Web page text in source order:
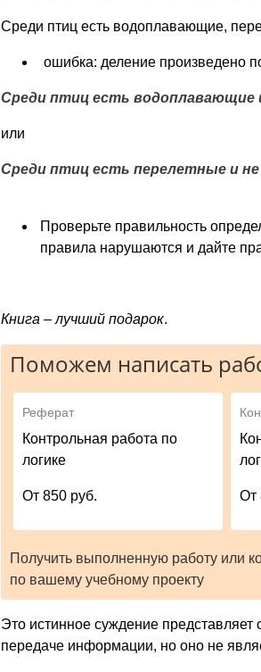
Среди птиц есть водоплавающие,
ошибка: деление произведено
Среди птиц есть водоплавающие
или
Среди птиц есть перелетные и
Проверьте правильность
правила нарушаются и дайте
Книга – лучший подарок.
Поможем написать
Реферат
Контрольная работа по
логике
От 850 руб. От
Получить выполненную работу или
по вашему учебному проекту
Это истинное суждение
передаче информации, но оно не